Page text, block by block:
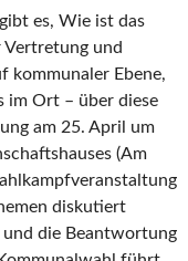
es, Wie ist das
Vertretung und
Ebene,
Ort – über diese
am 25. April um
(Am
diskutiert
die Beantwortung